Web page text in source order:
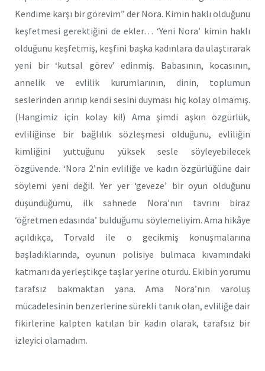
Kendime karşı bir görevim” der Nora. Kimin haklı olduğunu
keşfetmesi gerektiğini de ekler… ‘Yeni Nora’ kimin haklı
olduğunu keşfetmiş, keşfini başka kadınlara da ulaştırarak
yeni bir ‘kutsal görev’ edinmiş. Babasının, kocasının,
annelik ve evlilik kurumlarının, dinin, toplumun
seslerinden arınıp kendi sesini duyması hiç kolay olmamış.
(Hangimiz için kolay ki!) Ama şimdi aşkın özgürlük,
evliliğinse bir bağlılık sözleşmesi olduğunu, evliliğin
kimliğini yuttuğunu yüksek sesle söyleyebilecek
özgüvende. ‘Nora 2’nin evliliğe ve kadın özgürlüğüne dair
söylemi yeni değil. Yer yer ‘geveze’ bir oyun olduğunu
düşündüğümü, ilk sahnede Nora’nın tavrını biraz
‘öğretmen edasında’ bulduğumu söylemeliyim. Ama hikâye
açıldıkça, Torvald ile o gecikmiş konuşmalarına
başladıklarında, oyunun polisiye bulmaca kıvamındaki
katmanı da yerleştikçe taşlar yerine oturdu. Ekibin yorumu
tarafsız bakmaktan yana. Ama Nora’nın varoluş
mücadelesinin benzerlerine sürekli tanık olan, evliliğe dair
fikirlerine kalpten katılan bir kadın olarak, tarafsız bir
izleyici olamadım.